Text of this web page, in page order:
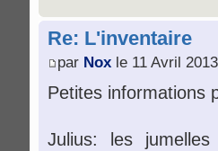
Re: L'inventaire
par Nox le 11 Avril
Petites informations
Julius: les